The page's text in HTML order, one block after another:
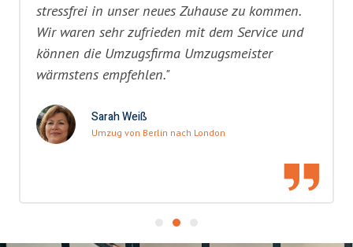
stressfrei in unser neues Zuhause zu kommen.
Wir waren sehr zufrieden mit dem Service und
können die Umzugsfirma Umzugsmeister
wärmstens empfehlen."
Sarah Weiß
Umzug von Berlin nach London